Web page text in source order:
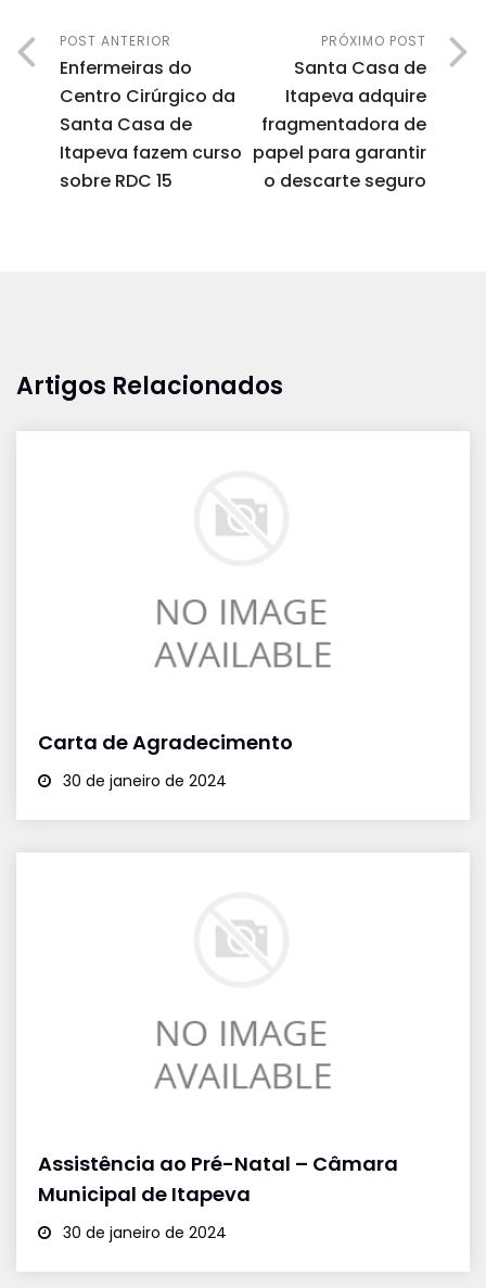
POST ANTERIOR
Enfermeiras do
Centro Cirúrgico da
Santa Casa de
Itapeva fazem curso
sobre RDC 15
PRÓXIMO POST
Santa Casa de
Itapeva adquire
fragmentadora de
papel para garantir
o descarte seguro
Artigos Relacionados
Carta de Agradecimento
30 de janeiro de 2024
Assistência ao Pré-Natal – Câmara
Municipal de Itapeva
30 de janeiro de 2024